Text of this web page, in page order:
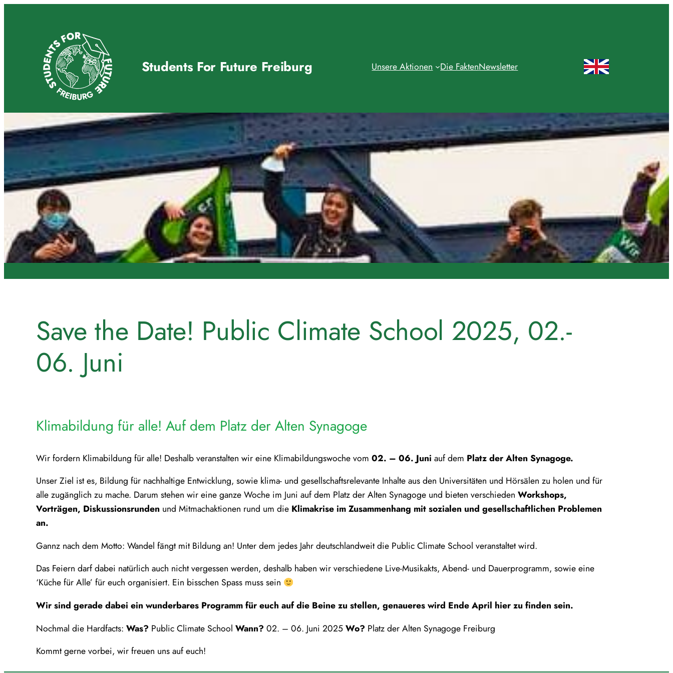
Students For Future Freiburg Unsere Aktionen Die FaktenNewsletter
Save the Date! Public Climate School 2025, 02.-
06. Juni
Klimabildung für alle! Auf dem Platz der Alten Synagoge
Wir fordern Klimabildung für alle! Deshalb veranstalten wir eine Klimabildungswoche vom 02. – 06. Juni auf dem Platz der Alten Synagoge.
Unser Ziel ist es, Bildung für nachhaltige Entwicklung, sowie klima- und gesellschaftsrelevante Inhalte aus den Universitäten und Hörsälen zu holen und für
alle zugänglich zu mache. Darum stehen wir eine ganze Woche im Juni auf dem Platz der Alten Synagoge und bieten verschieden Workshops,
Vorträgen, Diskussionsrunden und Mitmachaktionen rund um die Klimakrise im Zusammenhang mit sozialen und gesellschaftlichen Problemen
an.
Gannz nach dem Motto: Wandel fängt mit Bildung an! Unter dem jedes Jahr deutschlandweit die Public Climate School veranstaltet wird.
Das Feiern darf dabei natürlich auch nicht vergessen werden, deshalb haben wir verschiedene Live-Musikakts, Abend- und Dauerprogramm, sowie eine
‘Küche für Alle’ für euch organisiert. Ein bisschen Spass muss sein
Wir sind gerade dabei ein wunderbares Programm für euch auf die Beine zu stellen, genaueres wird Ende April hier zu finden sein.
Nochmal die Hardfacts: Was? Public Climate School Wann? 02. – 06. Juni 2025Wo? Platz der Alten Synagoge Freiburg
Kommt gerne vorbei, wir freuen uns auf euch!